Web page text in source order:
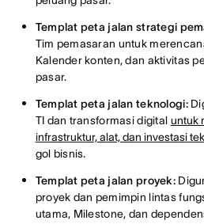
Templat peta jalan strategi
Tim pemasaran untuk
Kalender konten, dan aktivitas
pasar.
Templat peta jalan teknologi:
TI dan transformasi digital untuk
infrastruktur, alat, dan investasi
gol bisnis.
Templat peta jalan proyek:
proyek dan pemimpin lintas
utama, Milestone, dan